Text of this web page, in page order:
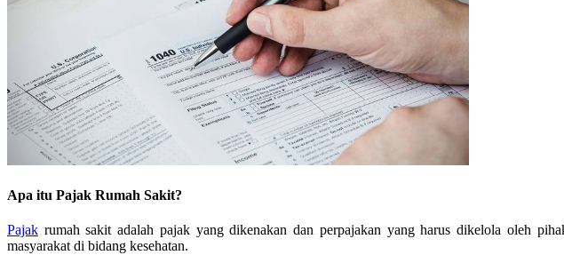
Apa itu Pajak Rumah Sakit?
Pajak rumah sakit adalah pajak yang dikenakan dan perpajakan yang harus dikelola oleh
masyarakat di bidang kesehatan.